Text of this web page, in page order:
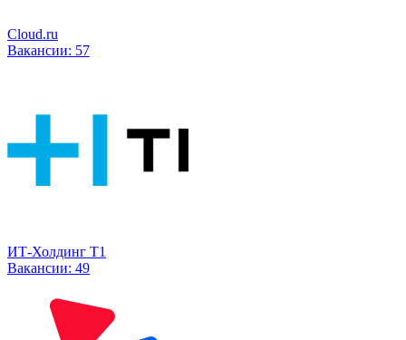
Cloud.ru
Вакансии: 57
ИТ-Холдинг Т1
Вакансии: 49